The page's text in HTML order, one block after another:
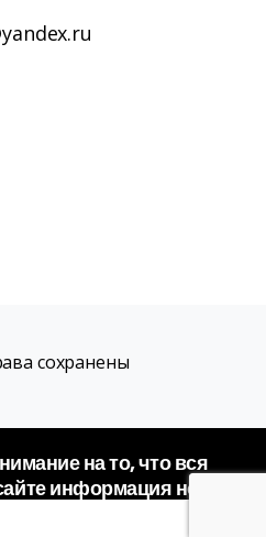
сохранены
на то, что вся
информация носит